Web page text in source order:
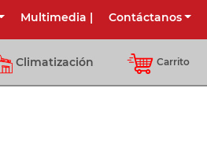
Multimedia | Contáctanos
Climatización Carrito